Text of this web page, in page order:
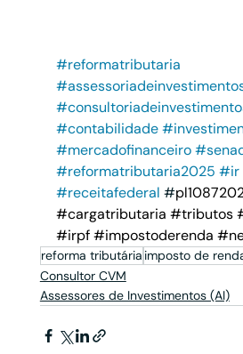
#reformatributaria
#contabilidade
#mercadofinanceiro
#reformatributaria2025 #ir
#receitafederal #
#cargatributaria #tributos
#irpf #impostoderenda
reforma tributária imposto de
Consultor CVM
Assessores de Investimentos (AI)